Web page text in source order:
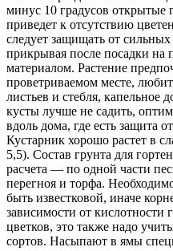
минус 10 градусов открытые
приведет к отсутствию
следует защищать от
прикрывая после посадки на
материалом. Растение
проветриваемом месте,
листьев и стебля, капельное
кусты лучше не садить,
вдоль дома, где есть защита
Кустарник хорошо растет в
5,5). Состав грунта для
расчета — по одной части
перегноя и торфа.
быть известковой, иначе
зависимости от кислотности
цветков, это также надо
сортов. Насыпают в ямы